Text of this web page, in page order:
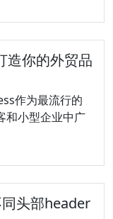
造你的外贸品
作为最流行的
和小型企业中广
头部header